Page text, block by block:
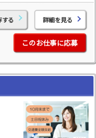
する 詳細を見る
このお仕事に応募